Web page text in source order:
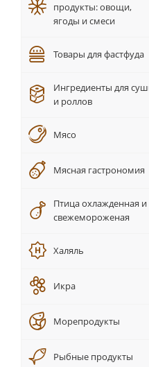
продукты: овощи,
ягоды и смеси
Товары для фастфуда
Ингредиенты для
и роллов
Мясо
Мясная гастрономия
Птица охлажденная и
свежемороженая
Халяль
Икра
Морепродукты
Рыбные продукты